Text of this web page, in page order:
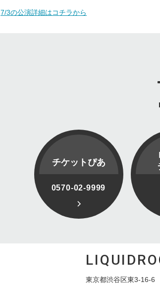
7/3の公演詳細はコチラから
チケットぴあ
0570-02-9999
東京都渋谷区東3-16-6